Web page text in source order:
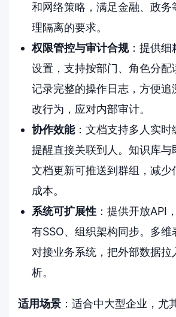
和网络策略，满足金融、政务
理隔离的要求。
权限管控与审计合规：提供细
设置，支持按部门、角色分配
记录完整的操作日志，方便追
改行为，应对内部审计。
协作效能：文档支持多人实时
提醒直接关联到人。知识库与
文档更新可推送到群组，减少
成本。
系统可扩展性：提供开放API
有SSO、组织架构同步。多维
对接业务系统，把外部数据拉
析。
适用场景 ：适合中大型企业，尤